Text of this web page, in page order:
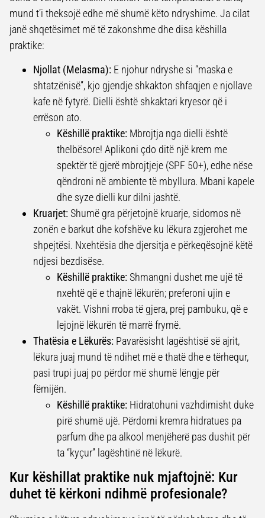
mund t’i theksojë edhe më shumë këto ndryshime. Ja cilat
janë shqetësimet më të zakonshme dhe disa këshilla
praktike:
Njollat (Melasma): E njohur ndryshe si “maska e
shtatzënisë”, kjo gjendje shkakton shfaqjen e njollave
kafe në fytyrë. Dielli është shkaktari kryesor që i
errëson ato.
Këshillë praktike: Mbrojtja nga dielli është
thelbësore! Aplikoni çdo ditë një krem me
spektër të gjerë mbrojtjeje (SPF 50+), edhe nëse
qëndroni në ambiente të mbyllura. Mbani kapele
dhe syze dielli kur dilni jashtë.
Kruarjet: Shumë gra përjetojnë kruarje, sidomos në
zonën e barkut dhe kofshëve ku lëkura zgjerohet me
shpejtësi. Nxehtësia dhe djersitja e përkeqësojnë këtë
ndjesi bezdisëse.
Këshillë praktike: Shmangni dushet me ujë të
nxehtë që e thajnë lëkurën; preferoni ujin e
vakët. Vishni rroba të gjera, prej pambuku, që e
lejojnë lëkurën të marrë frymë.
Thatësia e Lëkurës: Pavarësisht lagështisë së ajrit,
lëkura juaj mund të ndihet më e thatë dhe e tërhequr,
pasi trupi juaj po përdor më shumë lëngje për
fëmijën.
Këshillë praktike: Hidratohuni vazhdimisht duke
pirë shumë ujë. Përdorni kremra hidratues pa
parfum dhe pa alkool menjëherë pas dushit për
ta “kyçur” lagështinë në lëkurë.
Kur këshillat praktike nuk mjaftojnë: Kur
duhet të kërkoni ndihmë profesionale?